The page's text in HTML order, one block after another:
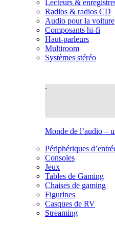
Lecteurs &
Radios & radios CD
Audio pour la voiture
Composants hi-fi
Haut-parleurs
Multiroom
Systèmes stéréo
Monde de l’audio –
Périphériques
Consoles
Jeux
Tables de Gaming
Chaises de gaming
Figurines
Casques de RV
Streaming